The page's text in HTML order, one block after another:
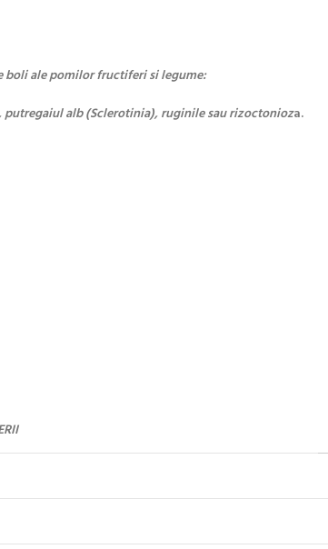
boli ale pomilor fructiferi si legume:
putregaiul alb (Sclerotinia), ruginile sau rizoctonioza.